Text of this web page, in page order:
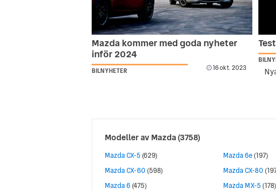
Mazda kommer med goda nyheter
inför 2024
BILNYHETER 16 okt. 2023
Modeller av Mazda(3758)
Mazda CX-5 (629)
Mazda CX-60 (598)
Mazda 6(475)
Mazda 6e(197)
Mazda CX-80
Mazda MX-5 (178)